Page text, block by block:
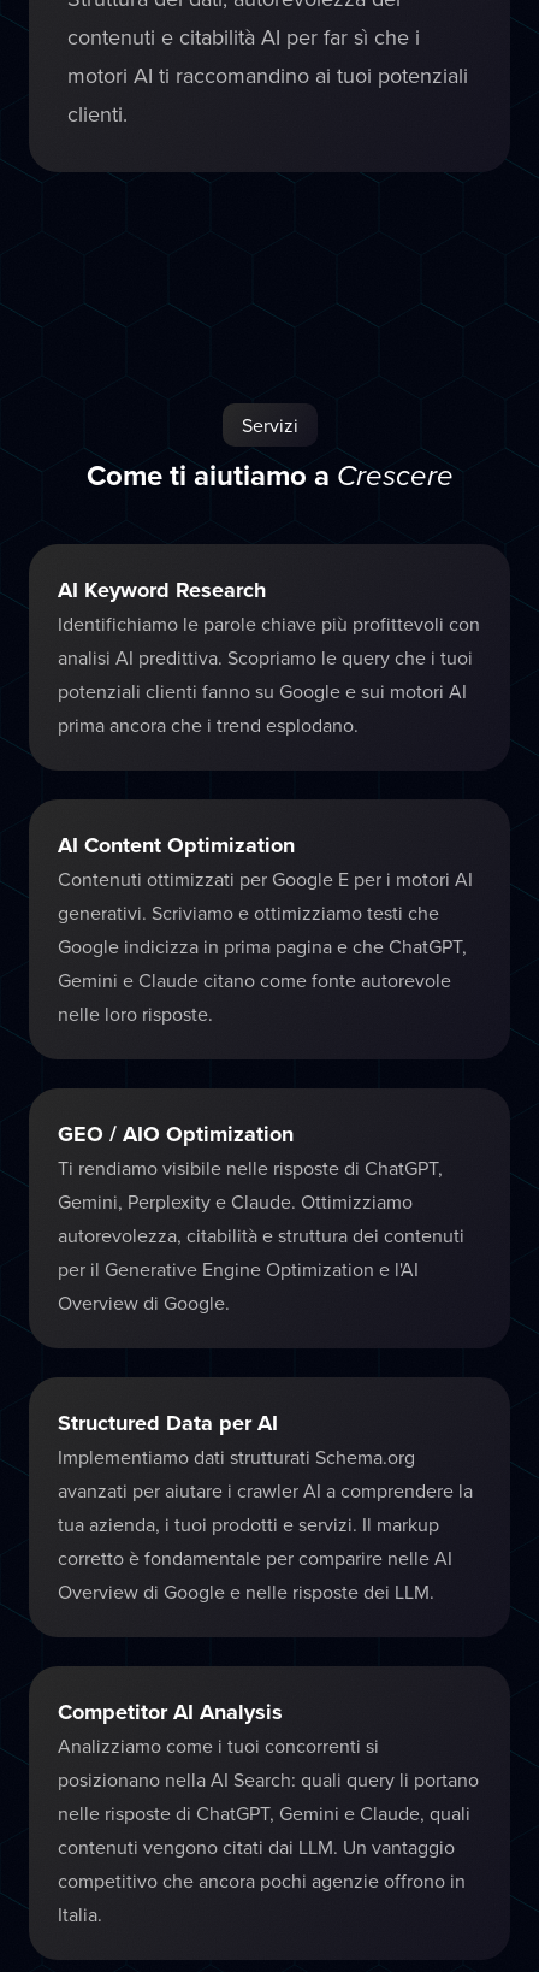
contenuti e citabilità AI per far sì che i
motori AI ti raccomandino ai tuoi potenziali
clienti.
Servizi
Come ti aiutiamo a Crescere
AI Keyword Research
Identifichiamo le parole chiave più profittevoli con
analisi AI predittiva. Scopriamo le query che i tuoi
potenziali clienti fanno su Google e sui motori AI
prima ancora che i trend esplodano.
AI Content Optimization
Contenuti ottimizzati per Google E per i motori AI
generativi. Scriviamo e ottimizziamo testi che
Google indicizza in prima pagina e che ChatGPT,
Gemini e Claude citano come fonte autorevole
nelle loro risposte.
GEO / AIO Optimization
Ti rendiamo visibile nelle risposte di ChatGPT,
Gemini, Perplexity e Claude. Ottimizziamo
autorevolezza, citabilità e struttura dei contenuti
per il Generative Engine Optimization e l'AI
Overview di Google.
Structured Data per AI
Implementiamo dati strutturati Schema.org
avanzati per aiutare i crawler AI a comprendere la
tua azienda, i tuoi prodotti e servizi. Il markup
corretto è fondamentale per comparire nelle AI
Overview di Google e nelle risposte dei LLM.
Competitor AI Analysis
Analizziamo come i tuoi concorrenti si
posizionano nella AI Search: quali query li portano
nelle risposte di ChatGPT, Gemini e Claude, quali
contenuti vengono citati dai LLM. Un vantaggio
competitivo che ancora pochi agenzie offrono in
Italia.